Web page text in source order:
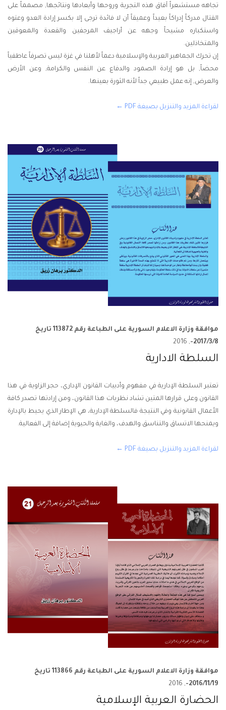
تجاهه مستشعراً آفاق هذه التجربة وروحها وأبعادها ونتائجها, مصمماً على
القتال مدركاً إدراكاً بعيداً وعميقاً أن لا فائدة ترجى إلا بكسر إرادة العدو وعتوه
واستكباره مشيحاً وجهه عن أراجيف المرجفين والقعدة والمعوقين
والمتخاذلين.
إن تحرك الجماهير العربية والإسلامية دعماً لأهلنا في غزة ليس تصرفاً عاطفياً
محضاً, بل هو إرادة الصمود والدفاع عن النفس والكرامة, وعن الأرض
والعرض, إنه عمل طبيعي جداً لأنه الثورة بعينها.
لقراءة المزيد والتنزيل بصيغة PDF ←
موافقة وزارة الاعلام السورية على الطباعة رقم 113872 تاريخ
2017/3/8-
, 2016
السلطة الادارية
تعتبر السلطة الإدارية في مفهوم وأدبيات القانون الإداري، حجر الزاوية في هذا
القانون وعلى قرارها المتين تشاد نظريات هذا القانون، ومن إرادتها تصدر كافة
الأعمال القانونية وفي النتيجة فالسلطة الإدارية، هي الإطار الذي يحيط بالإدارة
ويمنحها الاتساق والتناسق والهدف، والغاية والحيوية إضافة إلى الفعالية.
لقراءة المزيد والتنزيل بصيغة PDF ←
موافقة وزارة الاعلام السورية على الطباعة رقم 113866 تاريخ
2016/11/19-
, 2016
الحضارة العربية الإسلامية